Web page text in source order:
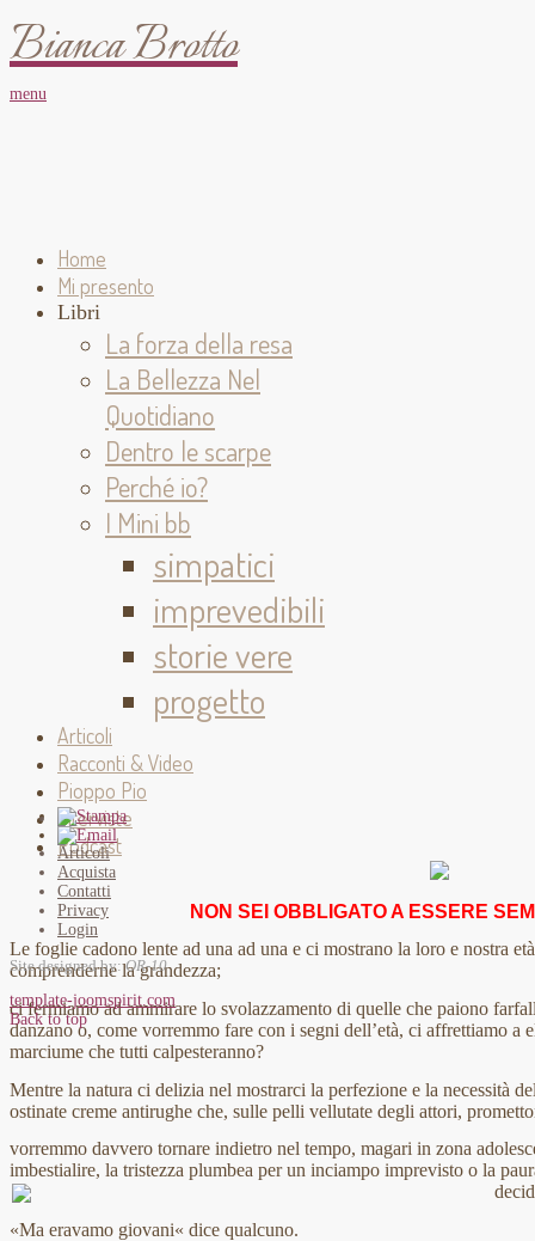
Bianca Brotto
menu
Home
Mi presento
Libri
La forza della resa
La Bellezza Nel
Quotidiano
Dentro le scarpe
Perché io?
I Mini bb
simpatici
imprevedibili
storie vere
progetto
Articoli
Racconti & Video
Pioppo Pio
Interviste
Podcast
NON SEI OBBLIGATO A ESSERE
Le foglie cadono lente ad una ad una e ci mostrano la loro e nostra
comprenderne la grandezza;
ci fermiamo ad ammirare lo svolazzamento di quelle che paiono
danzano o, come vorremmo fare con i segni dell’età, ci affrettiamo a
marciume che tutti calpesteranno?
Mentre la natura ci delizia nel mostrarci la perfezione e la necessità
ostinate creme antirughe che, sulle pelli vellutate degli attori,
vorremmo davvero tornare indietro nel tempo, magari in zona
imbestialire, la tristezza plumbea per un inciampo imprevisto o la
«Ma eravamo giovani« dice qualcuno.
Articoli
Acquista
Contatti
Privacy
Login
Site designed by:OR-10
template-joomspirit.com
Back to top